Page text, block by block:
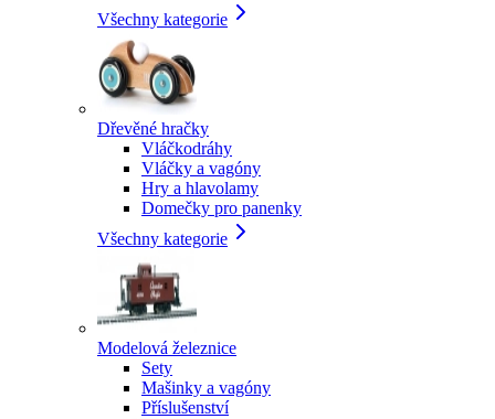
Všechny kategorie
Dřevěné hračky
Vláčkodráhy
Vláčky a vagóny
Hry a hlavolamy
Domečky pro panenky
Všechny kategorie
Modelová železnice
Sety
Mašinky a vagóny
Příslušenství